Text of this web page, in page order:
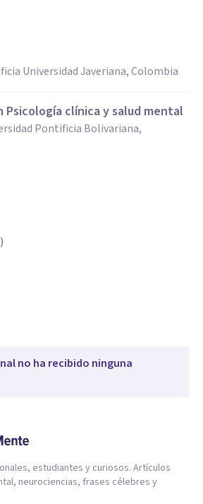
Universidad Javeriana, Colombia
Psicología clínica y salud mental
Pontificia Bolivariana,
no ha recibido ninguna
estudiantes y curiosos. Artículos
neurociencias, frases célebres y